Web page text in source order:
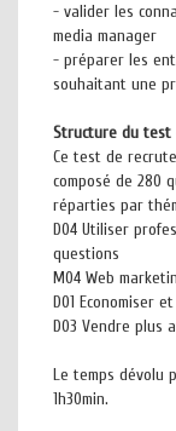
- valider les
media manager
- préparer les
souhaitant une
Structure du test
Ce test de
composé de 280
réparties par
D04 Utiliser
questions
M04 Web
D01 Economiser
D03 Vendre plus
Le temps dévolu
1h30min.